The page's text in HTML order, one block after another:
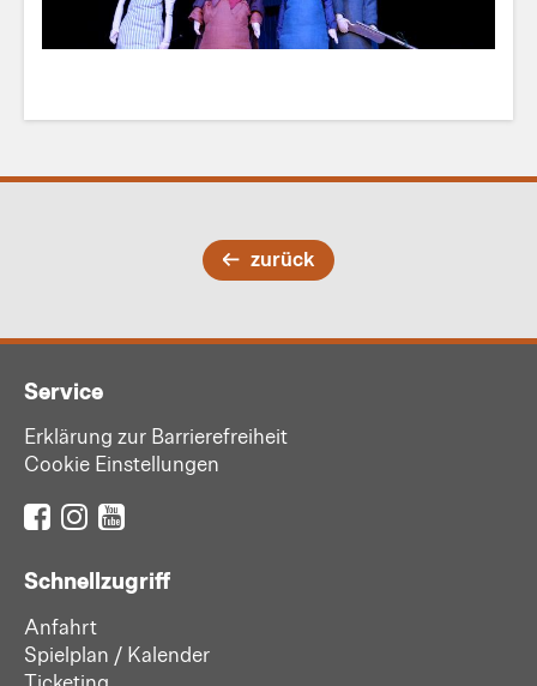
zurück
Service
Erklärung zur Barrierefreiheit
Cookie Einstellungen
Schnellzugriff
Anfahrt
Spielplan / Kalender